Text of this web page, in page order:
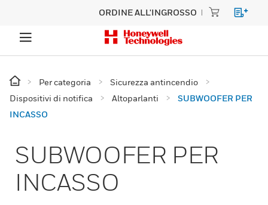
ORDINE ALL'INGROSSO
Per categoria
Sicurezza antincendio
Dispositivi di notifica
Altoparlanti
SUBWOOFER PER
INCASSO
SUBWOOFER PER
INCASSO